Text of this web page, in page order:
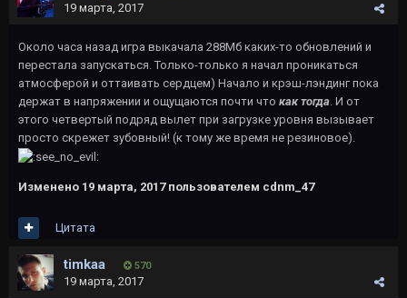
19 марта, 2017
Около часа назад игра выкачала 288Мб каких-то обновлений и
перестала запускаться. Только-только я начал проникаться
атмосферой и оттаивать сердцем) Начало и крэш-лэндинг пока
держат в напряжении и ощущаются почти что как тогда. И от
этого четвертый подряд вылет при загрузке уровня вызывает
просто скрежет зубовный! (к тому же время не резиновое).
Изменено 19 марта, 2017пользователем cdnm_47
Цитата
timkaa 570
19 марта, 2017